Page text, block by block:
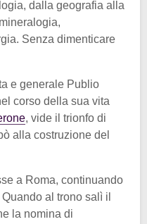
dalla geografia alla
Senza dimenticare
e generale Publio
corso della sua vita
, vide il trionfo di
alla costruzione del
a Roma, continuando
al trono salì il
la nomina di